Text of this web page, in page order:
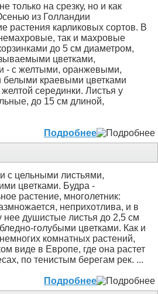
только на срезку, но и как
из Голландии
растения карликовых сортов. В
так и махровые
до 5 см диаметром,
цветками,
- с желтыми, оранжевыми,
краевыми цветками
серединки. Листья у
до 15 см длиной,
Подробнее
с цельными листьями,
цветками. Будра -
растение, многолетник:
неприхотлива, и в
нее душистые листья до 2,5 см
голубыми цветками. Как и
комнатных растений,
виде в Европе, где она растет
по тенистым берегам рек. ...
Подробнее